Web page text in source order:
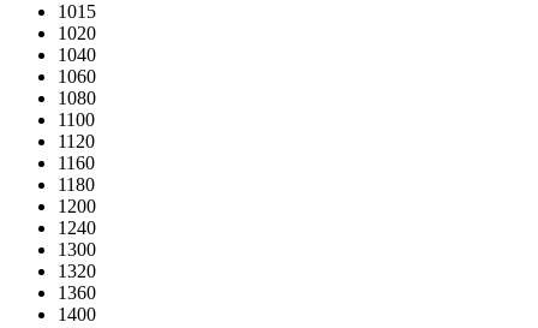
1015
1020
1040
1060
1080
1100
1120
1160
1180
1200
1240
1300
1320
1360
1400